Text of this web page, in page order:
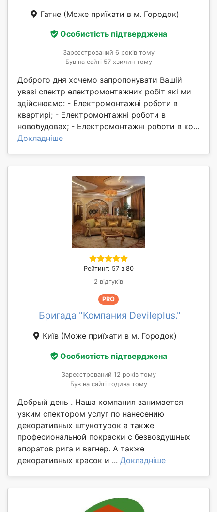
Гатне (Може приїхати в м. Городок)
Особистість підтверджена
Зареєстрований 6 років тому
Був на сайті 57 хвилин тому
Доброго дня хочемо запропонувати Вашій
увазі спектр електромонтажних робіт які ми
здійснюємо: - Електромонтажні роботи в
квартирі; - Електромонтажні роботи в
новобудовах; - Електромонтажні роботи в ко...
Докладніше
Рейтинг: 57 з 80
2 відгуків
PRO
Бригада "Компания Devileplus."
Київ (Може приїхати в м. Городок)
Особистість підтверджена
Зареєстрований 12 років тому
Був на сайті година тому
Добрый день . Наша компания занимается
узким спектором услуг по нанесению
декоративных штукотурок а также
професиональной покраски с безвоздушных
апоратов рига и вагнер. А также
декоративных красок и ... Докладніше